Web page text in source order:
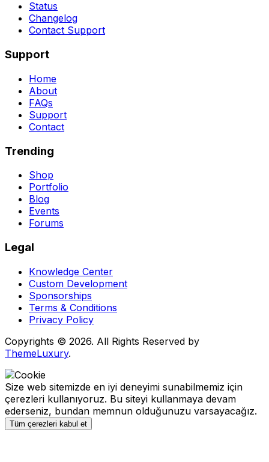
Status
Changelog
Contact Support
Support
Home
About
FAQs
Support
Contact
Trending
Shop
Portfolio
Blog
Events
Forums
Legal
Knowledge Center
Custom Development
Sponsorships
Terms & Conditions
Privacy Policy
Copyrights © 2026. All Rights Reserved by
ThemeLuxury.
Size web sitemizde en iyi deneyimi sunabilmemiz için
çerezleri kullanıyoruz. Bu siteyi kullanmaya devam
ederseniz, bundan memnun olduğunuzu varsayacağız.
Tüm çerezleri kabul et